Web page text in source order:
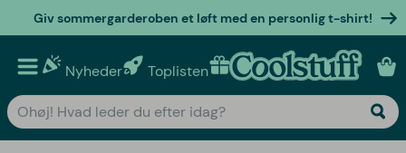
Giv sommergarderoben et løft med en personlig t-shirt!
Nyheder Toplisten Personlige gaver